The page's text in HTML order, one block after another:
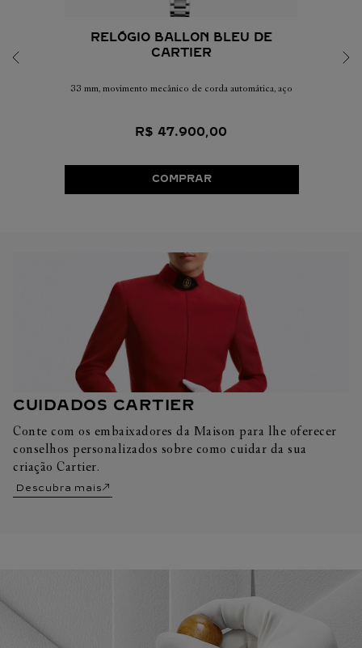
RELÓGIO BALLON BLEU DE
CARTIER
33 mm, movimento mecânico de corda automática, aço
R$ 47.900,00
COMPRAR
CUIDADOS CARTIER
Conte com os embaixadores da Maison para lhe oferecer
conselhos personalizados sobre como cuidar da sua
criação Cartier.
Descubra mais